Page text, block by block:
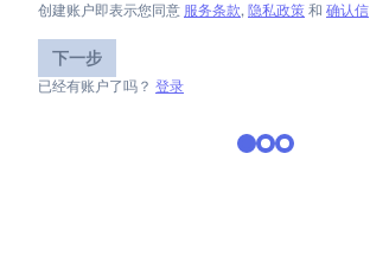
创建账户即表示您同意 服务条款, 隐私政策 和 确认信
下一步
已经有账户了吗？ 登录